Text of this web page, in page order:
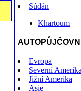
Súdán
Khartoum
Evropa
Severní
Jižní Amerika
Asie